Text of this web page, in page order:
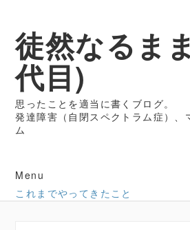
徒然なるま
代目)
思ったことを適当に書くブログ。
発達障害（自閉スペクトラム症）、
ム
Menu
これまでやってきたこと